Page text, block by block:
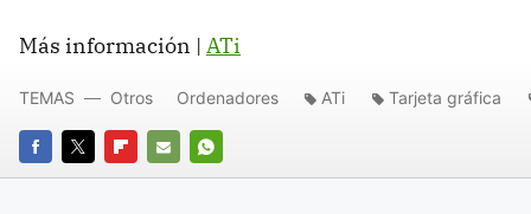
Más información | ATi
FACEBOOK
TWITTERFLIPBOARD
E-
WHATSAPP
TEMAS Otros Ordenadores ATi Tarjeta gráfica